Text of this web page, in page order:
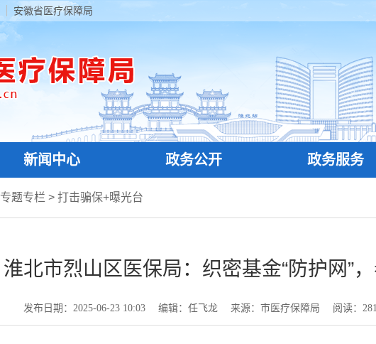
安徽省医疗保障局
新闻中心 政务公开 政务服务
专题专栏 > 打击骗保+曝光台
淮北市烈山区医保局：织密基金“防护网”
发布日期：2025-06-23 10:03 编辑：任飞龙 来源：市医疗保障局 阅读：